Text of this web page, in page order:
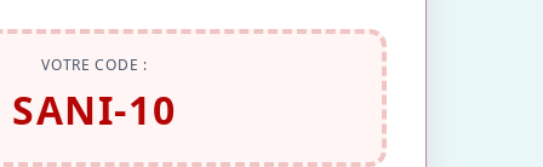
VOTRE CODE :
SANI-10